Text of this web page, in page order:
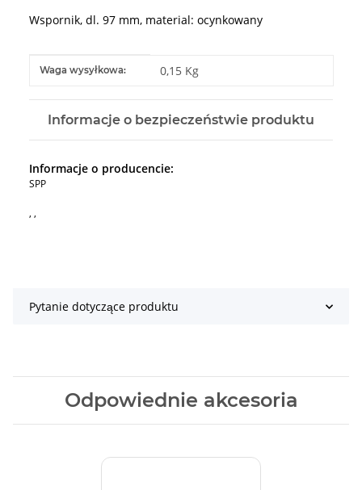
Wspornik, dl. 97 mm, material: ocynkowany
#productDetails.itemInformation#
#productDetails.itemValue#
Waga wysyłkowa: 0,15 Kg
Informacje o bezpieczeństwie produktu
Informacje o producencie:
SPP
, ,
Pytanie dotyczące produktu
Odpowiednie akcesoria